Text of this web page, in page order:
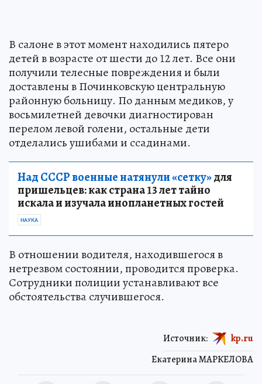
В салоне в этот момент находились пятеро
детей в возрасте от шести до 12 лет. Все они
получили телесные повреждения и были
доставлены в Починковскую центральную
районную больницу. По данным медиков, у
восьмилетней девочки диагностирован
перелом левой голени, остальные дети
отделались ушибами и ссадинами.
Над СССР военные натянули «сетку»для
пришельцев: как страна 13 лет тайно
искала и изучала инопланетных гостей
НАУКА
В отношении водителя, находившегося в
нетрезвом состоянии, проводится проверка.
Сотрудники полиции устанавливают все
обстоятельства случившегося.
Екатерина МАРКЕЛОВА
Источник: kp.ru